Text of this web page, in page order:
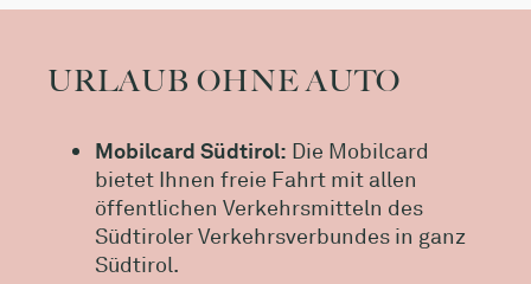
URLAUB OHNE AUTO
Mobilcard Südtirol: Die Mobilcard
bietet Ihnen freie Fahrt mit allen
öffentlichen Verkehrsmitteln des
Südtiroler Verkehrsverbundes in ganz
Südtirol.